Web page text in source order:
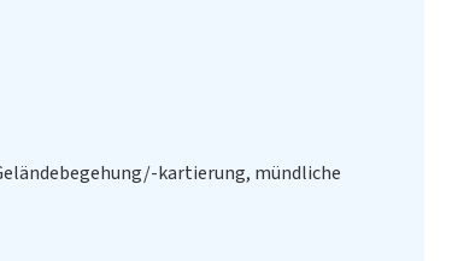
kartierung, mündliche